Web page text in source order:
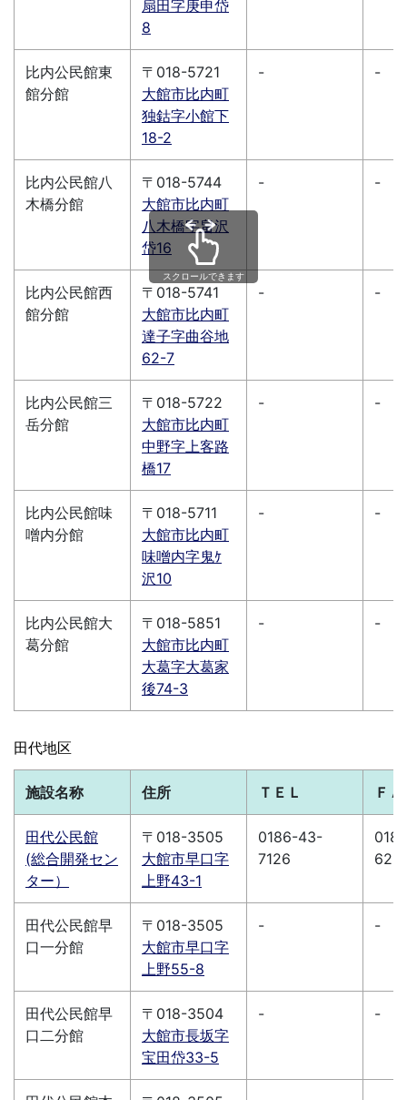
扇田字庚申岱
8
比内公民館東
館分館
〒018-5721
大館市比内町
独鈷字小館下
18-2
- -
比内公民館八
木橋分館
〒018-5744
大館市比内町
八木橋字畠沢
岱16
- -
比内公民館西
館分館
〒018-5741
大館市比内町
達子字曲谷地
62-7
- -
比内公民館三
岳分館
〒018-5722
大館市比内町
中野字上客路
橋17
- -
比内公民館味
噌内分館
〒018-5711
大館市比内町
味噌内字鬼ｹ
沢10
- -
比内公民館大
葛分館
〒018-5851
大館市比内町
大葛字大葛家
後74-3
- -
スクロールできます
田代地区
施設名称 住所 ＴＥＬ Ｆ
田代公民館
(総合開発セン
ター）
〒018-3505
大館市早口字
上野43-1
0186-43-
7126
田代公民館早
口一分館
〒018-3505
大館市早口字
上野55-8
- -
田代公民館早
口二分館
〒018-3504
大館市長坂字
宝田岱33-5
- -